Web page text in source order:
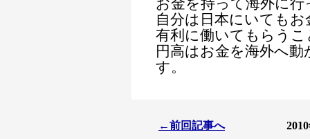
お金を持って海外に
自分は日本にいても
有利に働いてもらう
円高はお金を海外へ
す。
←前回記事へ